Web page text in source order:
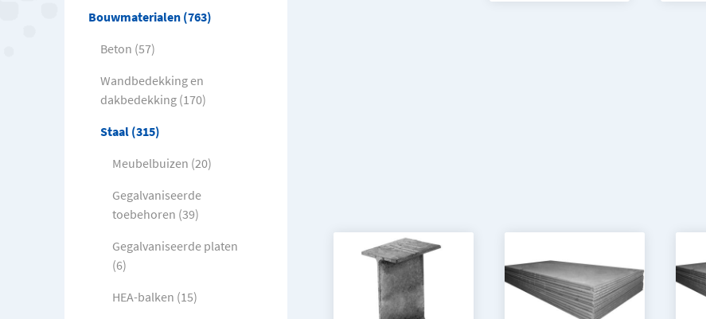
Bouwmaterialen (763)
Beton (57)
Wandbedekking en
dakbedekking (170)
Staal (315)
Meubelbuizen (20)
Gegalvaniseerde
toebehoren (39)
Gegalvaniseerde platen
(6)
HEA-balken (15)